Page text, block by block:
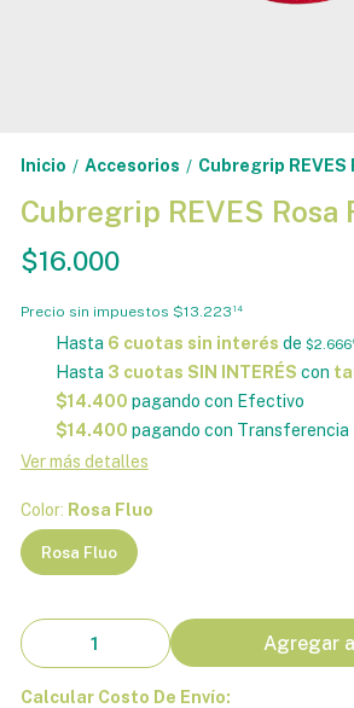
Inicio / Accesorios / Cubregrip REVES
Cubregrip REVES Rosa
$16.000
Precio sin impuestos $13.223 14
Hasta 6 cuotas sin interés de $2.666
Hasta 3 cuotas SIN INTERÉS con
$14.400 pagando con Efectivo
$14.400 pagando con Transferencia
Ver más detalles
Color: Rosa Fluo
Rosa Fluo
Agregar
Calcular Costo De Envío: